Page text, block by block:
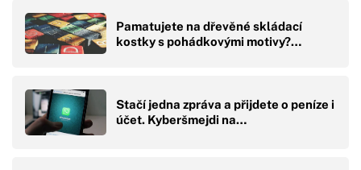
Pamatujete na dřevěné skládací
kostky s pohádkovými motivy?…
Stačí jedna zpráva a přijdete o peníze i
účet. Kyberšmejdi na…